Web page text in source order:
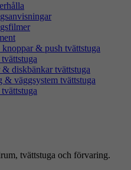
& push tvättstuga
diskbänkar tvättstuga
& väggsystem tvättstuga
tvättstuga och förvaring.